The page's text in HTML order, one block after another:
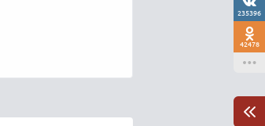
235396
42478